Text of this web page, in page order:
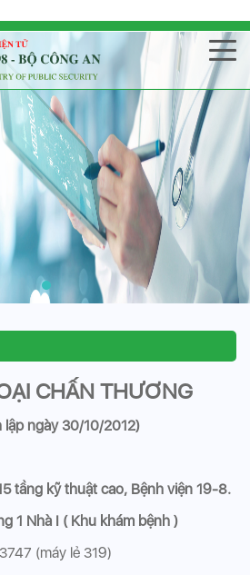
CHẤN THƯƠNG
lập ngày 30/10/2012)
tầng kỹ thuật cao, Bệnh viện 19-8.
1 Nhà I ( Khu khám bệnh )
(máy lẻ 319)